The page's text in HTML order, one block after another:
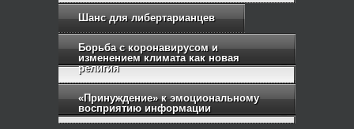
Шанс для либертарианцев
Борьба с коронавирусом и
изменением климата как новая
религия
«Принуждение» к эмоциональному
восприятию информации